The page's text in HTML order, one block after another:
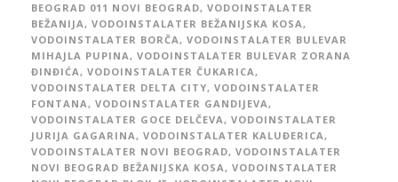
BEOGRAD 011 NOVI BEOGRAD, VODOINSTALATER
BEŽANIJA, VODOINSTALATER BEŽANIJSKA KOSA,
VODOINSTALATER BORČA, VODOINSTALATER BULEVAR
MIHAJLA PUPINA, VODOINSTALATER BULEVAR ZORANA
ĐINĐIĆA, VODOINSTALATER ČUKARICA,
VODOINSTALATER DELTA CITY, VODOINSTALATER
FONTANA, VODOINSTALATER GANDIJEVA,
VODOINSTALATER GOCE DELČEVA, VODOINSTALATER
JURIJA GAGARINA, VODOINSTALATER KALUĐERICA,
VODOINSTALATER NOVI BEOGRAD, VODOINSTALATER
NOVI BEOGRAD BEŽANIJSKA KOSA, VODOINSTALATER